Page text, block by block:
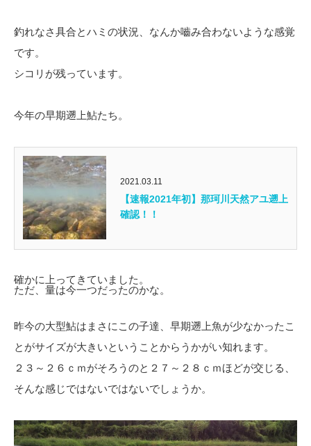
釣れなさ具合とハミの状況、なんか嚙み合わないような感覚
です。
シコリが残っています。
今年の早期遡上鮎たち。
2021.03.11
【速報2021年初】那珂川天然アユ遡上
確認！！
確かに上ってきていました。
ただ、量は今一つだったのかな。
昨今の大型鮎はまさにこの子達、早期遡上魚が少なかったこ
とがサイズが大きいということからうかがい知れます。
２３～２６ｃｍがそろうのと２７～２８ｃｍほどが交じる、
そんな感じではないではないでしょうか。